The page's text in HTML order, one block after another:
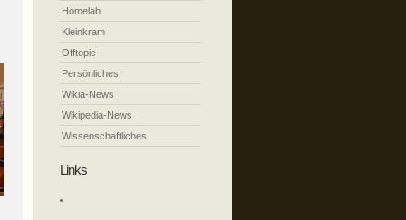
Homelab
Kleinkram
Offtopic
Persönliches
Wikia-News
Wikipedia-News
Wissenschaftliches
Links